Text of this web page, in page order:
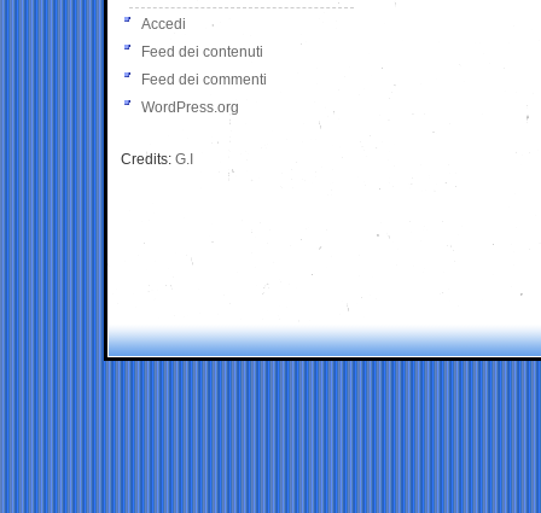
Accedi
Feed dei contenuti
Feed dei commenti
WordPress.org
Credits: G.I